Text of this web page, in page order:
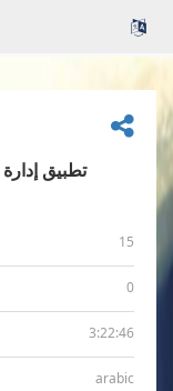
15
0
3:22:46
arabic